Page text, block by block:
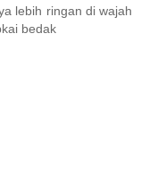
lebih ringan di wajah
bedak